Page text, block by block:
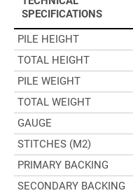
SPECIFICATIONS
PILE HEIGHT
TOTAL HEIGHT
PILE WEIGHT
TOTAL WEIGHT
GAUGE
STITCHES (M2)
PRIMARY BACKING
SECONDARY BACKING